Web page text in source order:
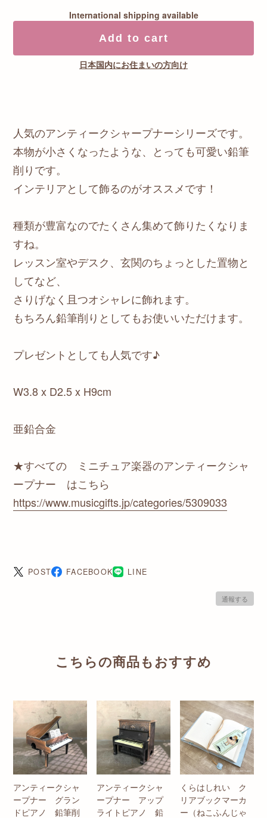
International shipping available
Add to cart
日本国内にお住まいの方向け
人気のアンティークシャープナーシリーズです。
本物が小さくなったような、とっても可愛い鉛筆
削りです。
インテリアとして飾るのがオススメです！
種類が豊富なのでたくさん集めて飾りたくなりま
すね。
レッスン室やデスク、玄関のちょっとした置物と
してなど、
さりげなく且つオシャレに飾れます。
もちろん鉛筆削りとしてもお使いいただけます。
プレゼントとしても人気です♪
W3.8 x D2.5 x H9cm
亜鉛合金
★すべての ミニチュア楽器のアンティークシャ
ープナー はこちら
https://www.musicgifts.jp/categories/5309033
POST FACEBOOK LINE
通報する
こちらの商品もおすすめ
アンティークシャ
ープナー グラン
ドピアノ 鉛筆削
アンティークシャ
ープナー アップ
ライトピアノ 鉛
くらはしれい ク
リアブックマーカ
ー（ねこふんじゃ